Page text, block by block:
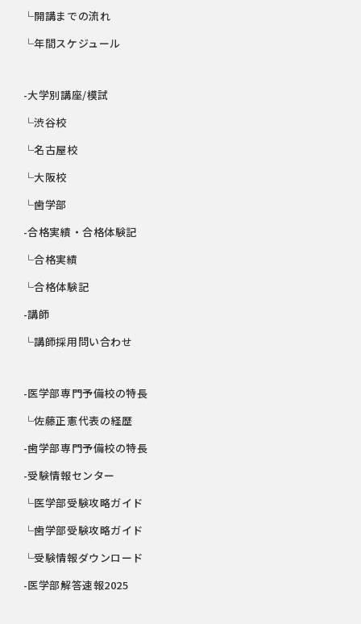
└開講までの流れ
└年間スケジュール
-大学別講座/模試
└渋谷校
└名古屋校
└大阪校
└歯学部
-合格実績・合格体験記
└合格実績
└合格体験記
-講師
└講師採用問い合わせ
-医学部専門予備校の特長
└佐藤正憲代表の経歴
-歯学部専門予備校の特長
-受験情報センター
└医学部受験攻略ガイド
└歯学部受験攻略ガイド
└受験情報ダウンロード
-医学部解答速報2025